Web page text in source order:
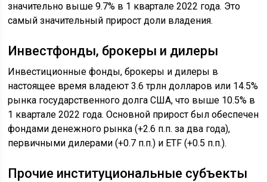
значительно выше 9.7% в 1 квартале 2022 года. Это
самый значительный прирост доли владения.
Инвестфонды, брокеры и дилеры
Инвестиционные фонды, брокеры и дилеры в
настоящее время владеют 3.6 трлн долларов или 14.5%
рынка государственного долга США, что выше 10.5% в
1 квартале 2022 года. Основной прирост был обеспечен
фондами денежного рынка (+2.6 п.п. за два года),
первичными дилерами (+0.7 п.п.) и ETF (+0.5 п.п.).
Прочие институциональные субъекты